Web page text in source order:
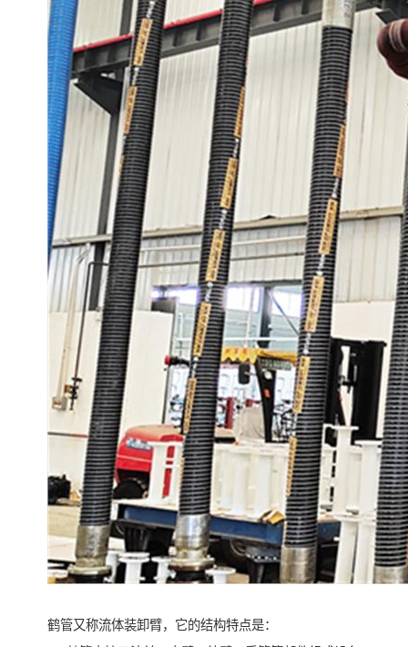
鹤管又称流体装卸臂，它的结构特点是：